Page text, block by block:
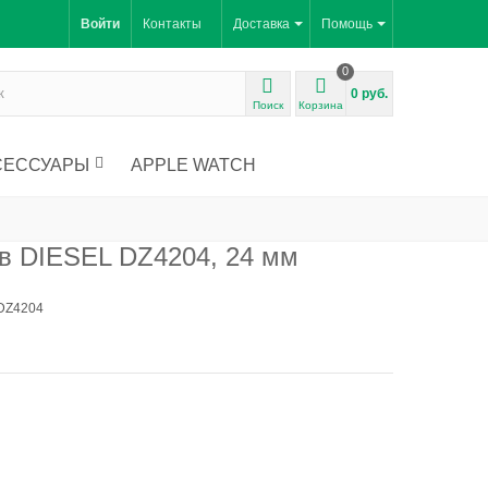
Помощь
Доставка
Контакты
Войти
Поиск Корзина
0
0 руб.
APPLE WATCH
DIESEL DZ4204, 24 мм